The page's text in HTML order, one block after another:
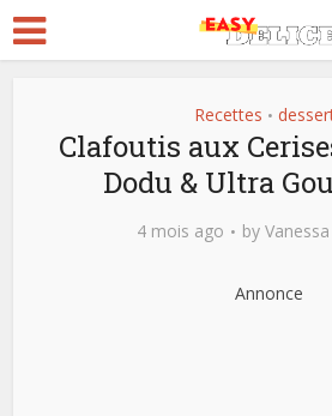
Recettes •
Clafoutis aux
Dodu & Ultra
4 mois ago by
Annonce